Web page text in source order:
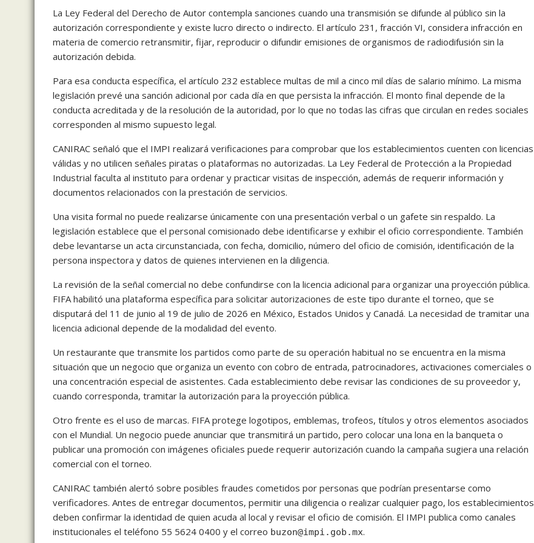
La Ley Federal del Derecho de Autor contempla sanciones cuando una transmisión se difunde al público sin la
autorización correspondiente y existe lucro directo o indirecto. El artículo 231, fracción VI, considera infracción en
materia de comercio retransmitir, fijar, reproducir o difundir emisiones de organismos de radiodifusión sin la
autorización debida.
Para esa conducta específica, el artículo 232 establece multas de mil a cinco mil días de salario mínimo. La misma
legislación prevé una sanción adicional por cada día en que persista la infracción. El monto final depende de la
conducta acreditada y de la resolución de la autoridad, por lo que no todas las cifras que circulan en redes sociales
corresponden al mismo supuesto legal.
CANIRAC señaló que el IMPI realizará verificaciones para comprobar que los establecimientos cuenten con licencias
válidas y no utilicen señales piratas o plataformas no autorizadas. La Ley Federal de Protección a la Propiedad
Industrial faculta al instituto para ordenar y practicar visitas de inspección, además de requerir información y
documentos relacionados con la prestación de servicios.
Una visita formal no puede realizarse únicamente con una presentación verbal o un gafete sin respaldo. La
legislación establece que el personal comisionado debe identificarse y exhibir el oficio correspondiente. También
debe levantarse un acta circunstanciada, con fecha, domicilio, número del oficio de comisión, identificación de la
persona inspectora y datos de quienes intervienen en la diligencia.
La revisión de la señal comercial no debe confundirse con la licencia adicional para organizar una proyección pública.
FIFA habilitó una plataforma específica para solicitar autorizaciones de este tipo durante el torneo, que se
disputará del 11 de junio al 19 de julio de 2026 en México, Estados Unidos y Canadá. La necesidad de tramitar una
licencia adicional depende de la modalidad del evento.
Un restaurante que transmite los partidos como parte de su operación habitual no se encuentra en la misma
situación que un negocio que organiza un evento con cobro de entrada, patrocinadores, activaciones comerciales o
una concentración especial de asistentes. Cada establecimiento debe revisar las condiciones de su proveedor y,
cuando corresponda, tramitar la autorización para la proyección pública.
Otro frente es el uso de marcas. FIFA protege logotipos, emblemas, trofeos, títulos y otros elementos asociados
con el Mundial. Un negocio puede anunciar que transmitirá un partido, pero colocar una lona en la banqueta o
publicar una promoción con imágenes oficiales puede requerir autorización cuando la campaña sugiera una relación
comercial con el torneo.
CANIRAC también alertó sobre posibles fraudes cometidos por personas que podrían presentarse como
verificadores. Antes de entregar documentos, permitir una diligencia o realizar cualquier pago, los establecimientos
deben confirmar la identidad de quien acuda al local y revisar el oficio de comisión. El IMPI publica como canales
institucionales el teléfono 55 5624 0400 y el correo buzon@impi.gob.mx.